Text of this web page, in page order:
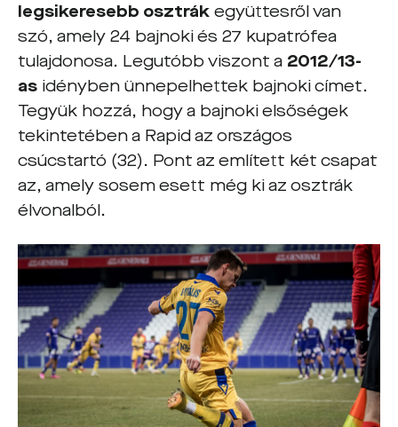
legsikeresebb osztrák együttesről van
szó, amely 24 bajnoki és 27 kupatrófea
tulajdonosa. Legutóbb viszont a 2012/13-
as idényben ünnepelhettek bajnoki címet.
Tegyük hozzá, hogy a bajnoki elsőségek
tekintetében a Rapid az országos
csúcstartó (32). Pont az említett két csapat
az, amely sosem esett még ki az osztrák
élvonalból.